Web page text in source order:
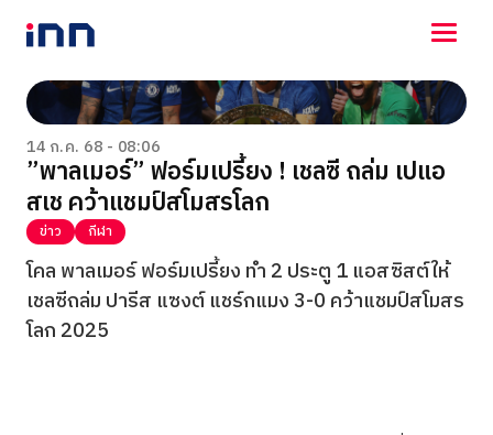
NEWS
ENTERTAINMENT
LIFESTYLE
HOROSCOPE
LOTTERY
VIDEO
ร่วมด้วยช่วยกัน
14 ก.ค. 68 - 08:06
”พาลเมอร์” ฟอร์มเปรี้ยง ! เชลซี ถล่ม เปแอ
สเช คว้าแชมป์สโมสรโลก
ข่าว กีฬา
โคล พาลเมอร์ ฟอร์มเปรี้ยง ทำ 2 ประตู 1 แอสซิสต์ให้
เชลซีถล่ม ปารีส แซงต์ แชร์กแมง 3-0 คว้าแชมป์สโมสร
โลก 2025